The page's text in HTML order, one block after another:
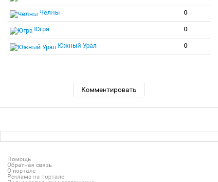
Челны 0
Югра 0
Южный Урал 0
Комментировать
Помощь
Обратная связь
О портале
Реклама на портале